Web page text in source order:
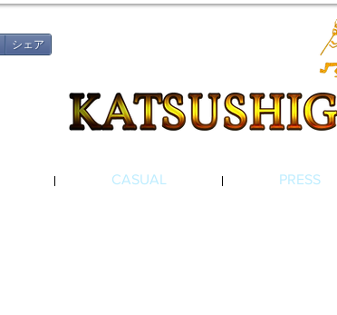
シェア
CASUAL PRESS